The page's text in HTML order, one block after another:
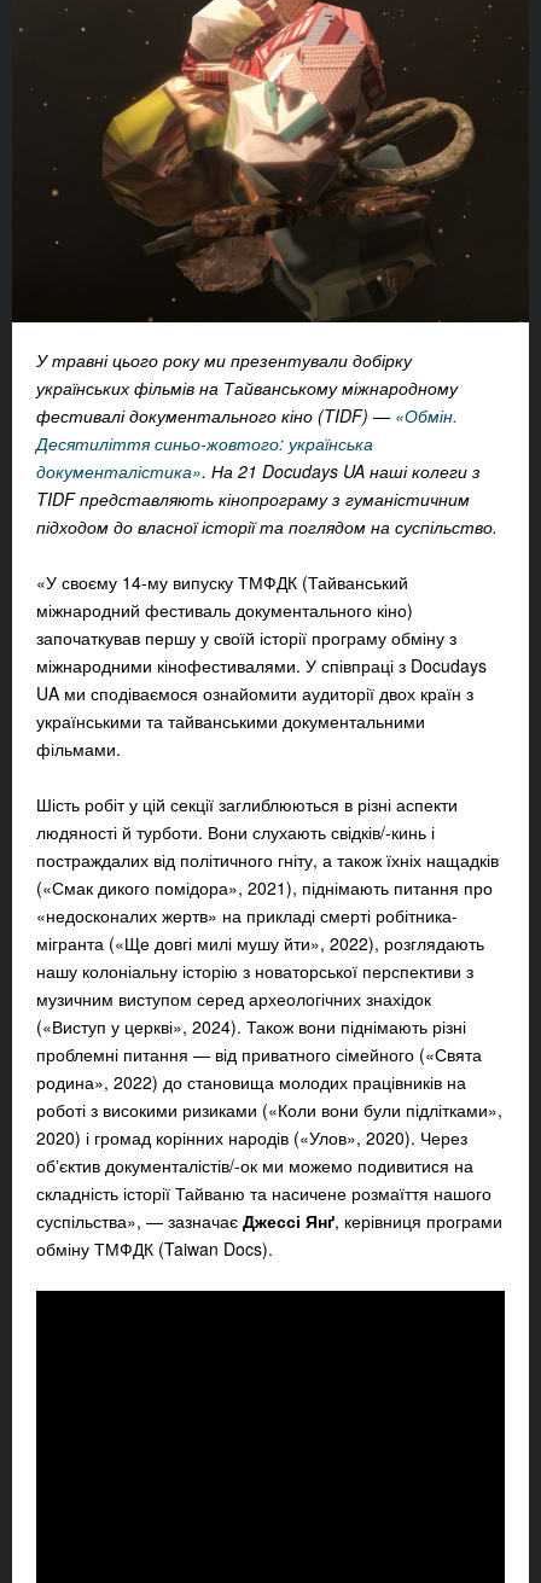
У травні цього року ми презентували добірку
українських фільмів на Тайванському міжнародному
фестивалі документального кіно (TIDF) — «Обмін.
Десятиліття синьо-жовтого: українська
документалістика». На 21 Docudays UA наші колеги з
TIDF представляють кінопрограму з гуманістичним
підходом до власної історії та поглядом на суспільство.
«У своєму 14-му випуску ТМФДК (Тайванський
міжнародний фестиваль документального кіно)
започаткував першу у своїй історії програму обміну з
міжнародними кінофестивалями. У співпраці з Docudays
UA ми сподіваємося ознайомити аудиторії двох країн з
українськими та тайванськими документальними
фільмами.
Шість робіт у цій секції заглиблюються в різні аспекти
людяності й турботи. Вони слухають свідків/-кинь і
постраждалих від політичного гніту, а також їхніх нащадків
(«Смак дикого помідора», 2021), піднімають питання про
«недосконалих жертв» на прикладі смерті робітника-
мігранта («Ще довгі милі мушу йти», 2022), розглядають
нашу колоніальну історію з новаторської перспективи з
музичним виступом серед археологічних знахідок
(«Виступ у церкві», 2024). Також вони піднімають різні
проблемні питання — від приватного сімейного («Свята
родина», 2022) до становища молодих працівників на
роботі з високими ризиками («Коли вони були підлітками»,
2020) і громад корінних народів («Улов», 2020). Через
обʼєктив документалістів/-ок ми можемо подивитися на
складність історії Тайваню та насичене розмаїття нашого
суспільства», — зазначає Джессі Янґ, керівниця програми
обміну ТМФДК (Taiwan Docs).